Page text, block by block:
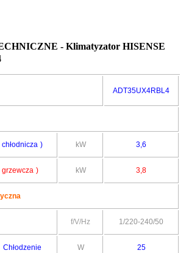
- Klimatyzator HISENSE
ADT35UX4RBL4
) kW 3,6
) kW 3,8
f/V/Hz 1/220-240/50
Chłodzenie W 25